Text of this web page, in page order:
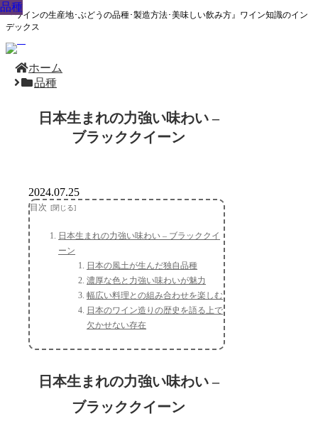
『ワインの生産地･ぶどうの品種･製造方法･美味しい飲み方』ワイン知識のイン
デックス
ホーム
品種
日本生まれの力強い味わい –
ブラッククイーン
品種
2024.07.25
目次
日本生まれの力強い味わい – ブラッククイ
ーン
日本の風土が生んだ独自品種
濃厚な色と力強い味わいが魅力
幅広い料理との組み合わせを楽しむ
日本のワイン造りの歴史を語る上で
欠かせない存在
日本生まれの力強い味わい –
ブラッククイーン
品種
品種
品種
品種
品種
品種
品種
品種